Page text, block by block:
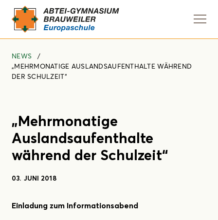
NEWS
„MEHRMONATIGE AUSLANDSAUFENTHALTE WÄHREND
DER SCHULZEIT“
„Mehrmonatige
Auslandsaufenthalte
während der Schulzeit“
03. JUNI 2018
Einladung zum Informationsabend